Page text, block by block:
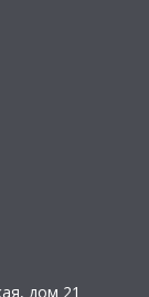
дом 21